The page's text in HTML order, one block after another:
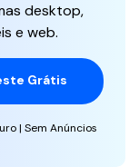
desktop,
e web.
Grátis
| Sem Anúncios